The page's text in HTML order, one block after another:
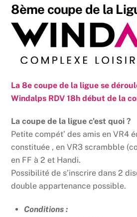
8ème coupe de la
La 8e coupe de la ligue se
Windalps RDV 18h début de la
La coupe de la ligue c’est quoi ?
Petite compét’ des amis en VR4
constituée , en VR3 scrambble
en FF à 2 et Handi.
Possibilité de s’inscrire dans 2
double appartenance possible.
Conditions :